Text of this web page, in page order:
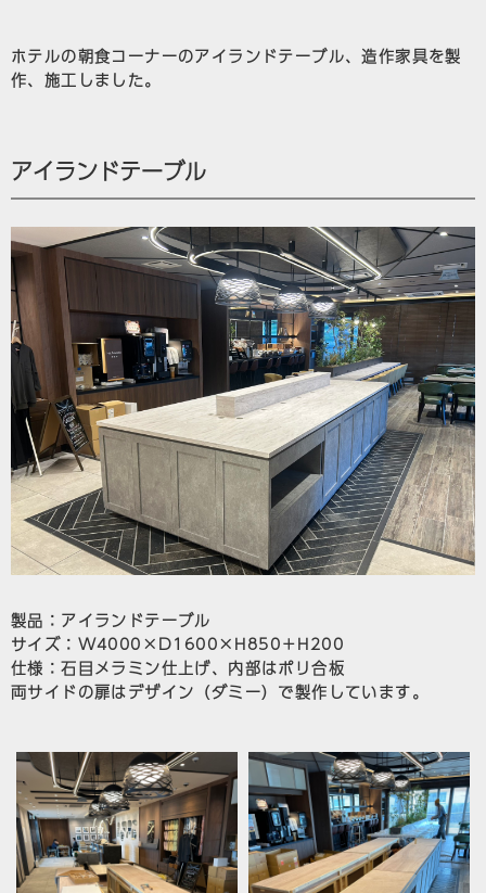
ホテルの朝食コーナーのアイランドテーブル、造作家具を製
作、施工しました。
アイランドテーブル
製品：アイランドテーブル
サイズ：W4000×D1600×H850＋H200
仕様：石目メラミン仕上げ、内部はポリ合板
両サイドの扉はデザイン（ダミー）で製作しています。